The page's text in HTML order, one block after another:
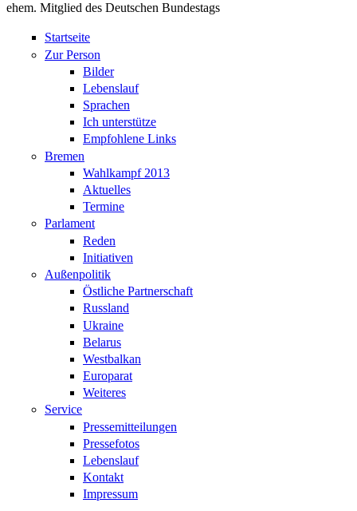
ehem. Mitglied des Deutschen Bundestags
Startseite
Zur Person
Bilder
Lebenslauf
Sprachen
Ich unterstütze
Empfohlene Links
Bremen
Wahlkampf 2013
Aktuelles
Termine
Parlament
Reden
Initiativen
Außenpolitik
Östliche Partnerschaft
Russland
Ukraine
Belarus
Westbalkan
Europarat
Weiteres
Service
Pressemitteilungen
Pressefotos
Lebenslauf
Kontakt
Impressum